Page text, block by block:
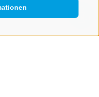
QUICKLINKS